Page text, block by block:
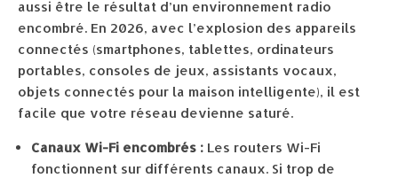
aussi être le résultat d’un environnement radio
encombré. En 2026, avec l’explosion des appareils
connectés (smartphones, tablettes, ordinateurs
portables, consoles de jeux, assistants vocaux,
objets connectés pour la maison intelligente), il est
facile que votre réseau devienne saturé.
Canaux Wi-Fi encombrés : Les routers Wi-Fi
fonctionnent sur différents canaux. Si trop de